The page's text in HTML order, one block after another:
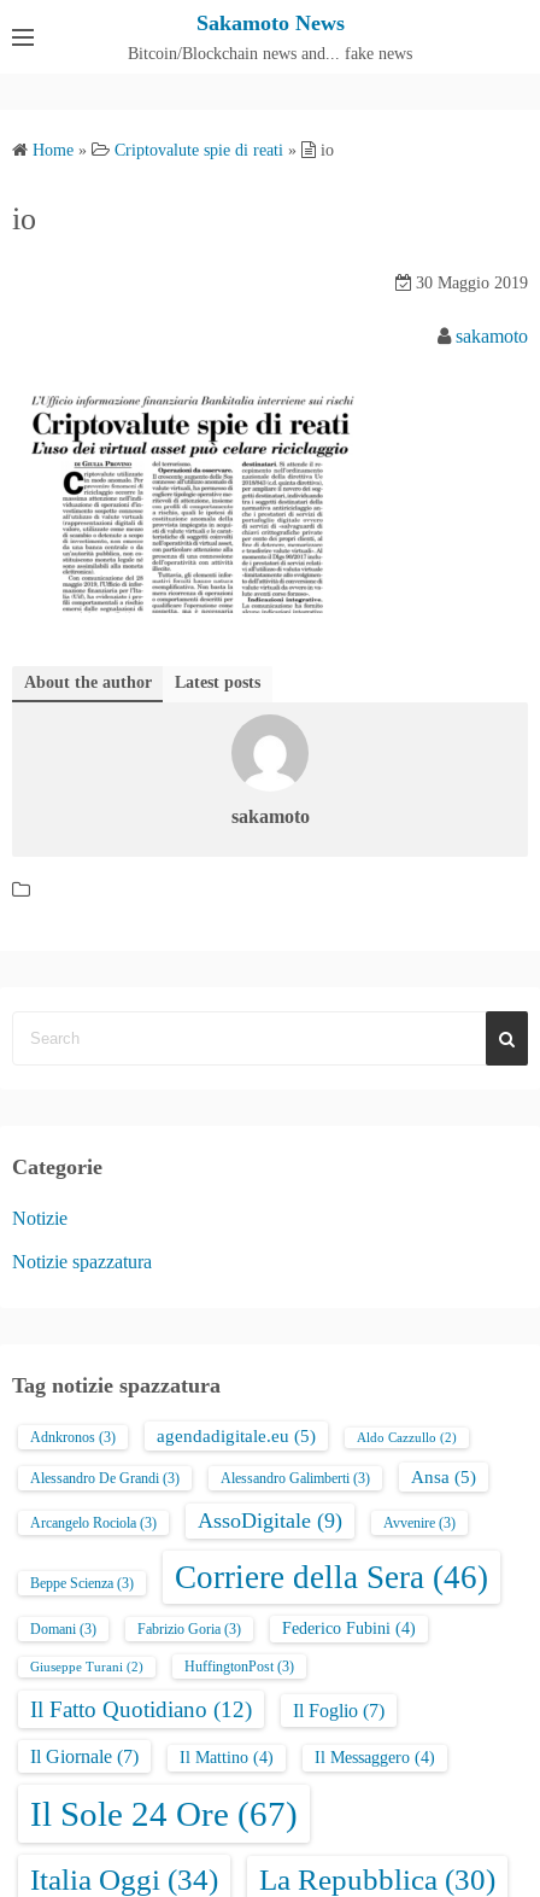
Sakamoto News
Bitcoin/Blockchain news and... fake news
Home » Criptovalute spie di reati » io
io
30 Maggio 2019
sakamoto
About the author Latest posts
sakamoto
Categorie
Notizie
Notizie spazzatura
Tag notizie spazzatura
Adnkronos (3) agendadigitale.eu (5) Aldo Cazzullo (2)
Alessandro De Grandi (3) Alessandro Galimberti (3) Ansa (5)
Arcangelo Rociola (3) AssoDigitale (9) Avvenire (3)
Beppe Scienza (3) Corriere della Sera (46)
Domani (3) Fabrizio Goria (3) Federico Fubini (4)
Giuseppe Turani (2) HuffingtonPost(3)
Il Fatto Quotidiano (12) Il Foglio (7)
Il Giornale (7) Il Mattino (4) Il Messaggero (4)
Il Sole 24 Ore (67)
Italia Oggi (34) La Repubblica (30)